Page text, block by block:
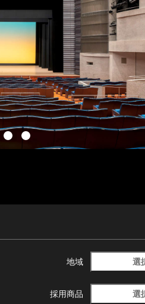
地域 選
採用商品 選